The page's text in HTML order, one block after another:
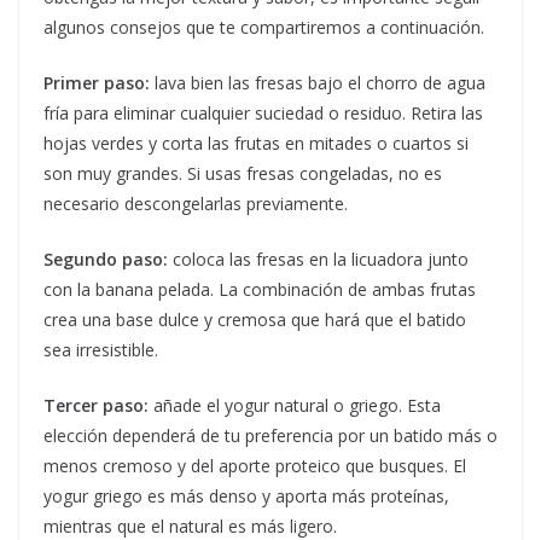
algunos consejos que te compartiremos a continuación.
Primer paso: lava bien las fresas bajo el chorro de agua
fría para eliminar cualquier suciedad o residuo. Retira las
hojas verdes y corta las frutas en mitades o cuartos si
son muy grandes. Si usas fresas congeladas, no es
necesario descongelarlas previamente.
Segundo paso: coloca las fresas en la licuadora junto
con la banana pelada. La combinación de ambas frutas
crea una base dulce y cremosa que hará que el batido
sea irresistible.
Tercer paso: añade el yogur natural o griego. Esta
elección dependerá de tu preferencia por un batido más o
menos cremoso y del aporte proteico que busques. El
yogur griego es más denso y aporta más proteínas,
mientras que el natural es más ligero.